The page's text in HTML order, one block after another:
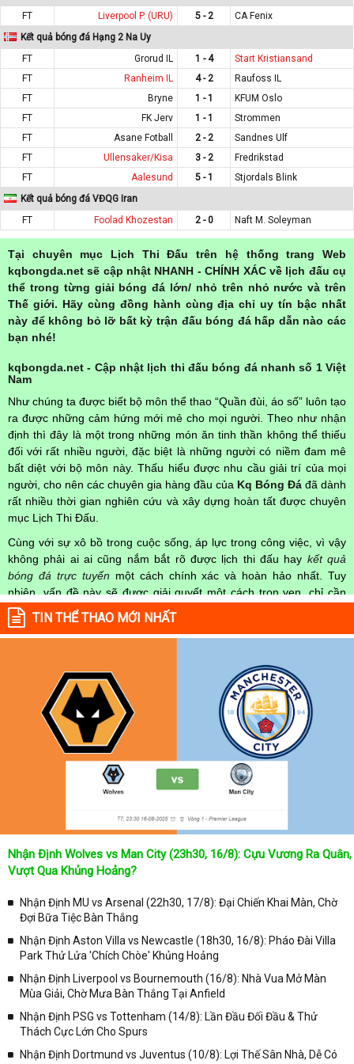
FT Liverpool P. (URU) 5 - 2
CA Fenix
Kết quả bóng đá Hạng 2 Na Uy
FT
Grorud IL 1 - 4
Start Kristiansand
FT
Ranheim IL 4 - 2
Raufoss IL
FT
Bryne 1 - 1
KFUM Oslo
FT
FK Jerv 1 - 1
Strommen
FT
Asane Fotball 2 - 2
Sandnes Ulf
FT
Ullensaker/Kisa 3 - 2
Fredrikstad
FT
Aalesund 5 - 1
Stjordals Blink
Kết quả bóng đá VĐQG Iran
FT
Foolad Khozestan 2 - 0 Naft M. Soleyman
Tại chuyên mục Lịch Thi Đấu trên hệ thống trang Web
kqbongda.net sẽ cập nhật NHANH - CHÍNH XÁC về lịch đấu cụ
thể trong từng giải bóng đá lớn/ nhỏ trên nhỏ nước và trên
Thế giới. Hãy cùng đồng hành cùng địa chỉ uy tín bậc nhất
này để không bỏ lỡ bất kỳ trận đấu bóng đá hấp dẫn nào các
bạn nhé!
kqbongda.net - Cập nhật lịch thi đấu bóng đá nhanh số 1 Việt
Nam
Như chúng ta được biết bộ môn thể thao “Quần đùi, áo số” luôn tạo
ra được những cảm hứng mới mẻ cho mọi người. Theo như nhận
định thì đây là một trong những món ăn tinh thần không thể thiếu
đối với rất nhiều người, đặc biệt là những người có niềm đam mê
bất diệt với bộ môn này. Thấu hiểu được nhu cầu giải trí của mọi
người, cho nên các chuyên gia hàng đầu của Kq Bóng Đá đã dành
rất nhiều thời gian nghiên cứu và xây dựng hoàn tất được chuyên
mục Lịch Thi Đấu.
Cùng với sự xô bồ trong cuộc sống, áp lực trong công việc, vì vậy
không phải ai ai cũng nắm bắt rõ được lịch thi đấu hay kết quả
bóng đá trực tuyến một cách chính xác và hoàn hảo nhất. Tuy
nhiên, vấn đề này sẽ được giải quyết một cách trọn vẹn, chỉ cần
truy cập vào chuyên mục
Lịch Thi Đấu
mọi người hoàn toàn nắm rõ được chính xác về thời gian các trận
đấu bóng đá Việt Nam hay trên Thế giới diễn ra trong thời gian sắp
cả 2 đội tuyển bóng đá đang đạt được.
Không chỉ dừng lại ở đó, những người hâm mộ bóng đá có thể cập
nhật được chính xác về lịch phát sóng bóng đá được tường thuật
trực tiếp ở trên những kênh truyền hình thể thao lớn nhất hiện nay
như: VTV3, K+, SCTV, Thể thao TV,... Nếu như bạn không muốn
bỏ lỡ bất kỳ một trận đấu bóng đá nào trong từng mùa giải, hãy
thường xuyên vào chuyên mụcLịch Thi Đấutại chuyên trang
để cập nhật thông tin chính xác nhất nhé!
Lịch thi đấu được cập nhật chính xác trong toàn bộ các giải
Tại Lịch Thi Đấu của chuyên trang kqbongda.net
sẽ cập nhanh
chóng và chính xác nhất thời gian từng trận đấu bóng đá diễn ra ở
trong từng giải đấu như:
✓ Giải đấu bóng đá Ngoại hạng Anh;
✓ Giải bóng Cúp C1 Châu Âu;
✓ Giải VĐQG Tây Ban Nha;
✓ VĐQG Đức;
TIN THỂ THAO MỚI NHẤT
Nhận Định Wolves vs Man City (23h30, 16/8): Cựu Vương Ra Quân,
Vượt Qua Khủng Hoảng?
Nhận Định MU vs Arsenal (22h30, 17/8): Đại Chiến Khai Màn, Chờ
Đợi Bữa Tiệc Bàn Thắng
Nhận Định Aston Villa vs Newcastle (18h30, 16/8): Pháo Đài Villa
Park Thử Lửa 'Chích Chòe' Khủng Hoảng
Nhận Định Liverpool vs Bournemouth (16/8): Nhà Vua Mở Màn
Mùa Giải, Chờ Mưa Bàn Thắng Tại Anfield
Nhận Định PSG vs Tottenham (14/8): Lần Đầu Đối Đầu & Thử
Thách Cực Lớn Cho Spurs
Nhận Định Dortmund vs Juventus (10/8): Lợi Thế Sân Nhà, Dễ Có